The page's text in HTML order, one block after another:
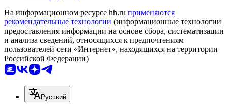
На информационном ресурсе hh.ru применяются
рекомендательные технологии (информационные технологии
предоставления информации на основе сбора, систематизации
и анализа сведений, относящихся к предпочтениям
пользователей сети «Интернет», находящихся на территории
Российской Федерации)
Русский